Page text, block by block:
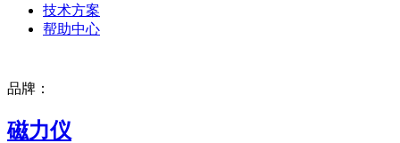
技术方案
帮助中心
品牌：
磁力仪